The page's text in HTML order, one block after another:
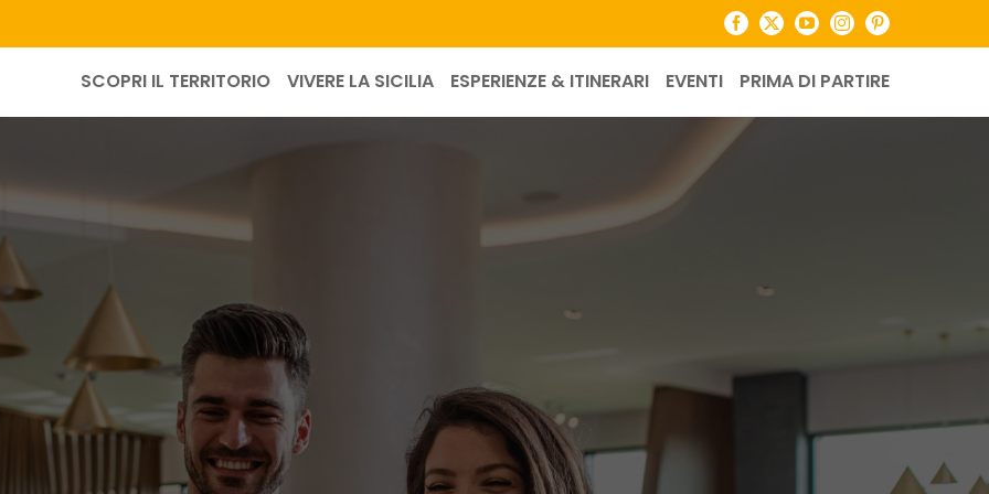
Facebook
X YouTubeInstagramPinterest
SCOPRI IL TERRITORIO VIVERE LA SICILIA ESPERIENZE & ITINERARI EVENTI PRIMA DI PARTIRE